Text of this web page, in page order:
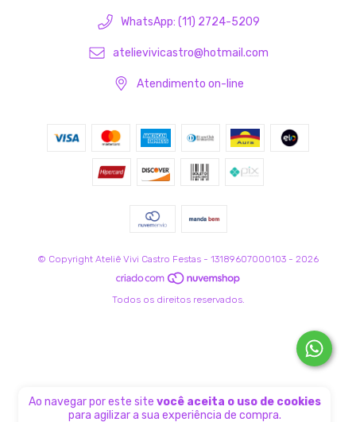
Ao navegar por este site você aceita o uso de cookies
para agilizar a sua experiência de compra.
WhatsApp: (11) 2724-5209
atelievivicastro@hotmail.com
Atendimento on-line
© Copyright Ateliê Vivi Castro Festas - 13189607000103 - 2026
Todos os direitos reservados.